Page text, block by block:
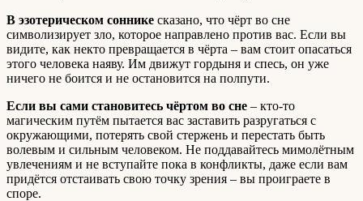
В эзотерическом соннике сказано, что чёрт во сне
символизирует зло, которое направлено против вас. Если вы
видите, как некто превращается в чёрта – вам стоит опасаться
этого человека наяву. Им движут гордыня и спесь, он уже
ничего не боится и не остановится на полпути.
Если вы сами становитесь чёртом во сне – кто-то
магическим путём пытается вас заставить разругаться с
окружающими, потерять свой стержень и перестать быть
волевым и сильным человеком. Не поддавайтесь мимолётным
увлечениям и не вступайте пока в конфликты, даже если вам
придётся отстаивать свою точку зрения – вы проиграете в
споре.